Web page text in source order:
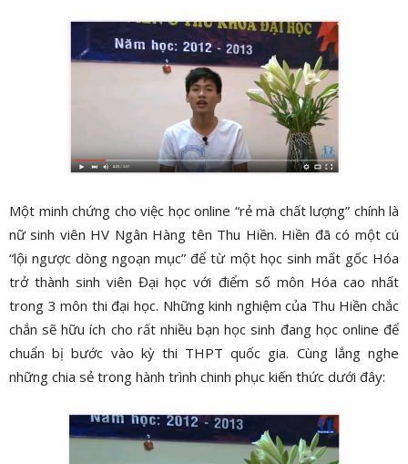
Một minh chứng cho việc học online “rẻ mà chất lượng” chính là
nữ sinh viên HV Ngân Hàng tên Thu Hiền. Hiền đã có một cú
“lội ngược dòng ngoạn mục” để từ một học sinh mất gốc Hóa
trở thành sinh viên Đại học với điểm số môn Hóa cao nhất
trong 3 môn thi đại học. Những kinh nghiệm của Thu Hiền chắc
chắn sẽ hữu ích cho rất nhiều bạn học sinh đang học online để
chuẩn bị bước vào kỳ thi THPT quốc gia. Cùng lắng nghe
những chia sẻ trong hành trình chinh phục kiến thức dưới đây: